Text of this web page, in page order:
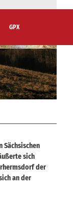
GPX
Sächsischen
sich
der
an der